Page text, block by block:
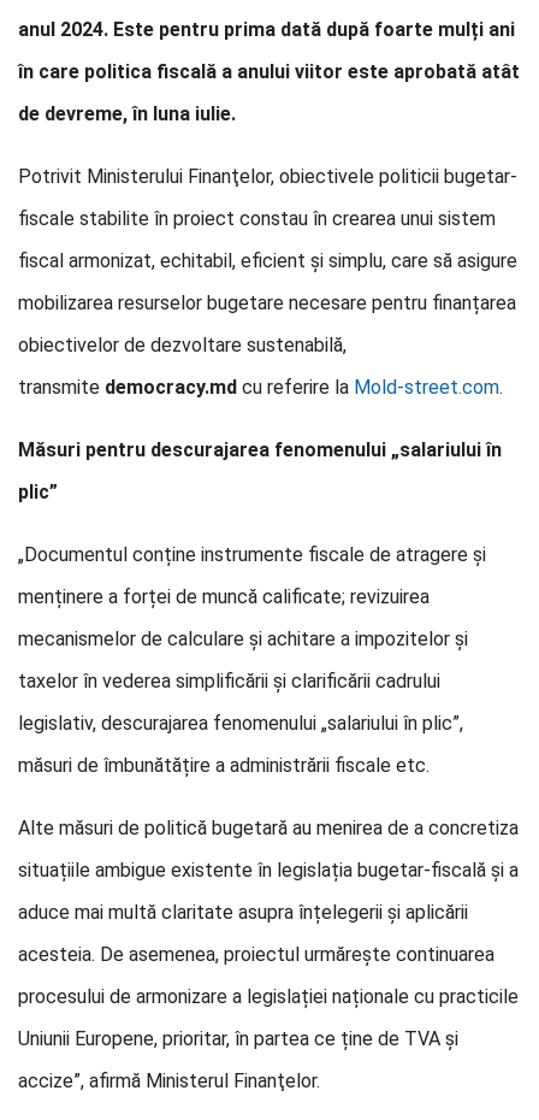
anul 2024. Este pentru prima dată după foarte mulți ani
în care politica fiscală a anului viitor este aprobată atât
de devreme, în luna iulie.
Potrivit Ministerului Finanţelor, obiectivele politicii bugetar-
fiscale stabilite în proiect constau în crearea unui sistem
fiscal armonizat, echitabil, eficient și simplu, care să asigure
mobilizarea resurselor bugetare necesare pentru finanțarea
obiectivelor de dezvoltare sustenabilă,
transmite democracy.md cu referire la Mold-street.com.
Măsuri pentru descurajarea fenomenului „salariului în
plic”
„Documentul conține instrumente fiscale de atragere și
menținere a forței de muncă calificate; revizuirea
mecanismelor de calculare și achitare a impozitelor și
taxelor în vederea simplificării și clarificării cadrului
legislativ, descurajarea fenomenului „salariului în plic”,
măsuri de îmbunătățire a administrării fiscale etc.
Alte măsuri de politică bugetară au menirea de a concretiza
situațiile ambigue existente în legislația bugetar-fiscală și a
aduce mai multă claritate asupra înțelegerii și aplicării
acesteia. De asemenea, proiectul urmărește continuarea
procesului de armonizare a legislației naționale cu practicile
Uniunii Europene, prioritar, în partea ce ține de TVA și
accize”, afirmă Ministerul Finanţelor.